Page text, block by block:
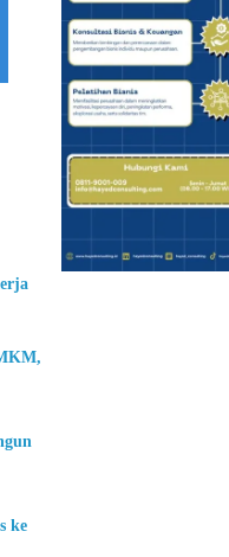
ke